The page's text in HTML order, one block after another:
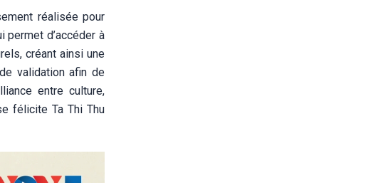
réalisée pour
d’accéder à
créant ainsi une
validation afin de
entre culture,
félicite Ta Thi Thu